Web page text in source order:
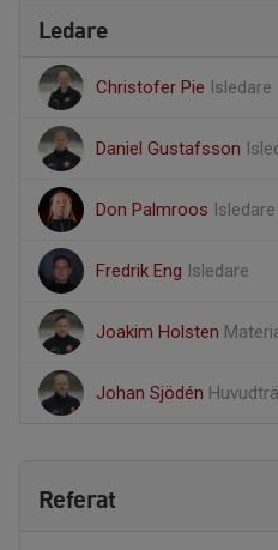
Ledare
Christofer Pie Isledare
Daniel Gustafsson
Don Palmroos
Fredrik Eng Isledare
Joakim Holsten
Johan Sjödén
Referat